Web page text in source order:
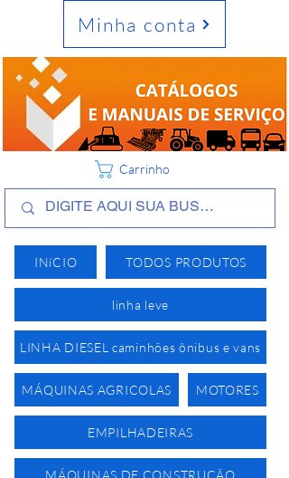
INíCIO TODOS PRODUTOS
linha leve
LINHA DIESEL caminhões ônibus e vans
MÁQUINAS AGRICOLAS MOTORES
EMPILHADEIRAS
MÁQUINAS DE CONSTRUÇÃO
Minha conta
Carrinho